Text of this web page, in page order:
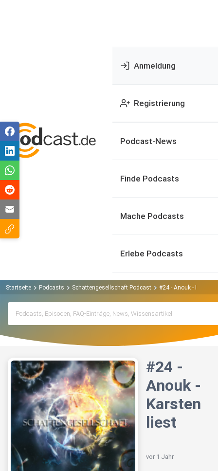
Anmeldung
Registrierung
Podcast-News
Finde Podcasts
Mache Podcasts
Erlebe Podcasts
Startseite Podcasts Schattengesellschaft Podcast #24 - Anouk - Karsten
#24 -
Anouk -
Karsten
liest
vor 1 Jahr